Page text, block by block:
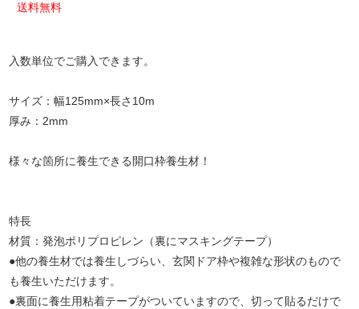
送料無料
入数単位でご購入できます。
サイズ：幅125mm×長さ10m
厚み：2mm
様々な箇所に養生できる開口枠養生材！
特長
材質：発泡ポリプロピレン（裏にマスキングテープ）
●他の養生材では養生しづらい、玄関ドア枠や複雑な形状のもので
も養生いただけます。
●裏面に養生用粘着テープがついていますので、切って貼るだけで